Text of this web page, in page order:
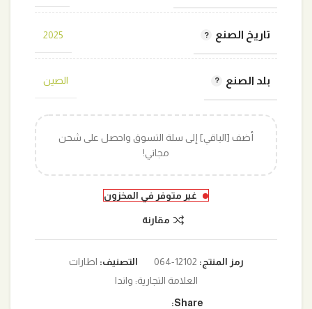
تاريخ الصنع 2025
بلد الصنع الصين
أضف [الباقي] إلى سلة التسوق واحصل على شحن
مجاني!
غير متوفر في المخزون
مقارنة
رمز المنتج: 12102-064 التصنيف: اطارات
العلامة التجارية: واندا
Share: